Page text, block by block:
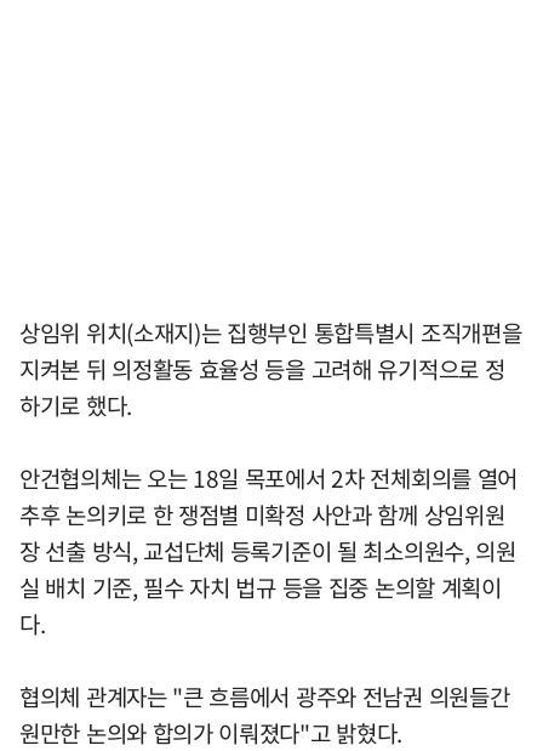
상임위 위치(소재지)는 집행부인 통합특별시 조직개편을
지켜본 뒤 의정활동 효율성 등을 고려해 유기적으로 정
하기로 했다.
안건협의체는 오는 18일 목포에서 2차 전체회의를 열어
추후 논의키로 한 쟁점별 미확정 사안과 함께 상임위원
장 선출 방식, 교섭단체 등록기준이 될 최소의원수, 의원
실 배치 기준, 필수 자치 법규 등을 집중 논의할 계획이
다.
협의체 관계자는 "큰 흐름에서 광주와 전남권 의원들간
원만한 논의와 합의가 이뤄졌다"고 밝혔다.